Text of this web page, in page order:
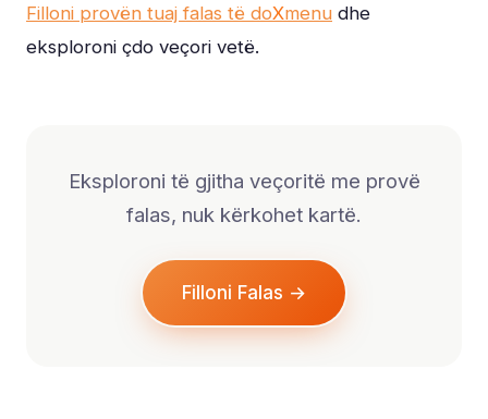
Filloni provën tuaj falas të doXmenu dhe
eksploroni çdo veçori vetë.
Eksploroni të gjitha veçoritë me provë
falas, nuk kërkohet kartë.
Filloni Falas →